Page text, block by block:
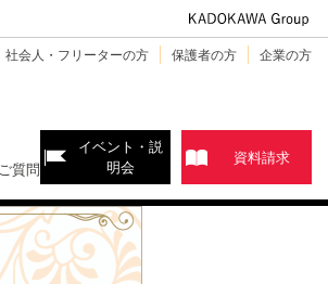
社会人・フリーターの方 保護者の方 企業の方
質問
イベント・説
明会
資料請求